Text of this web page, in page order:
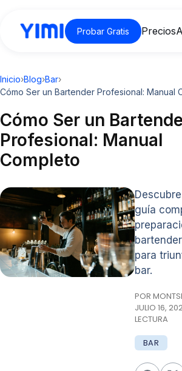
Probar Gratis Precios
Inicio›Blog›Bar›
Cómo Ser un Bartender Profesional: Manual
Cómo Ser un
Profesional: Manual
Completo
guía
para
bar.
POR
JULIO 16,
LECTURA
BAR